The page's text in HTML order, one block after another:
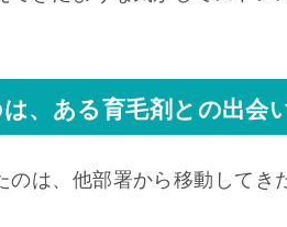
、ある育毛剤との出会
のは、他部署から移動して